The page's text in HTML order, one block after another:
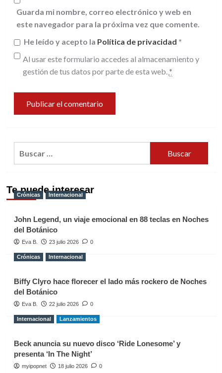
Guarda mi nombre, correo electrónico y web en
este navegador para la próxima vez que comente.
He leído y acepto la Política de privacidad *
Al usar este formulario accedes al almacenamiento y
gestión de tus datos por parte de esta web. *
Te puede interesar
Crónicas Internacional
John Legend, un viaje emocional en 88 teclas en Noches
del Botánico
Eva B. 23 julio 2026 0
Crónicas Internacional
Biffy Clyro hace florecer el lado más rockero de Noches
del Botánico
Eva B. 22 julio 2026 0
Internacional Lanzamientos
Beck anuncia su nuevo disco ‘Ride Lonesome’ y
presenta ‘In The Night’
myipopnet 18 julio 2026 0